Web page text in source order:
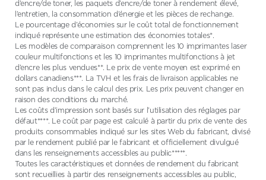
d’encre/de toner, les paquets d’encre/de toner à rendement élevé,
l’entretien, la consommation d’énergie et les pièces de rechange.
Le pourcentage d’économies sur le coût total de fonctionnement
indiqué représente une estimation des économies totales*.
Les modèles de comparaison comprennent les 10 imprimantes laser
couleur multifonctions et les 10 imprimantes multifonctions à jet
d’encre les plus vendues**. Le prix de vente moyen est exprimé en
dollars canadiens***. La TVH et les frais de livraison applicables ne
sont pas inclus dans le calcul des prix. Les prix peuvent changer en
raison des conditions du marché.
Les coûts d’impression sont basés sur l’utilisation des réglages par
défaut****. Le coût par page est calculé à partir du prix de vente des
produits consommables indiqué sur les sites Web du fabricant, divisé
par le rendement publié par le fabricant et officiellement divulgué
dans les renseignements accessibles au public*****.
Toutes les caractéristiques et données de rendement du fabricant
sont recueillies à partir des renseignements accessibles au public,